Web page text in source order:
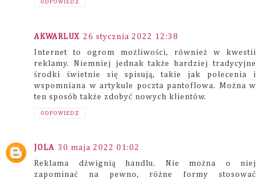
ODPOWIEDZ
AKWARLUX 26 stycznia 2022 12:38
Internet to ogrom możliwości, również w kwestii
reklamy. Niemniej jednak także bardziej tradycyjne
środki świetnie się spisują, takie jak polecenia i
wspomniana w artykule poczta pantoflowa. Można w
ten sposób także zdobyć nowych klientów.
ODPOWIEDZ
JOLA 30 maja 2022 01:02
Reklama dźwignią handlu. Nie można o niej
zapominać na pewno, różne formy stosować